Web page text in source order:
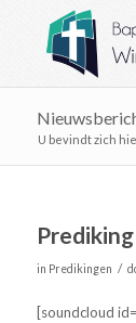
U bevindt zich
in Predikingen /
[soundcloud